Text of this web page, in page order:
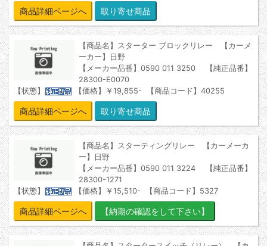
商品詳細ページへ
【商品名】スターター ブロックリレー 【カーメ
ーカー】日野
【メーカー品番】0590 011 3250 【純正品番】
28300-E0070
【状態】
【価格】￥19,855- 【商品コード】40255
商品詳細ページへ
【商品名】スターティングリレー 【カーメーカ
ー】日野
【メーカー品番】0590 011 3224 【純正品番】
28300-1271
【状態】
【価格】￥15,510- 【商品コード】5327
商品詳細ページへ